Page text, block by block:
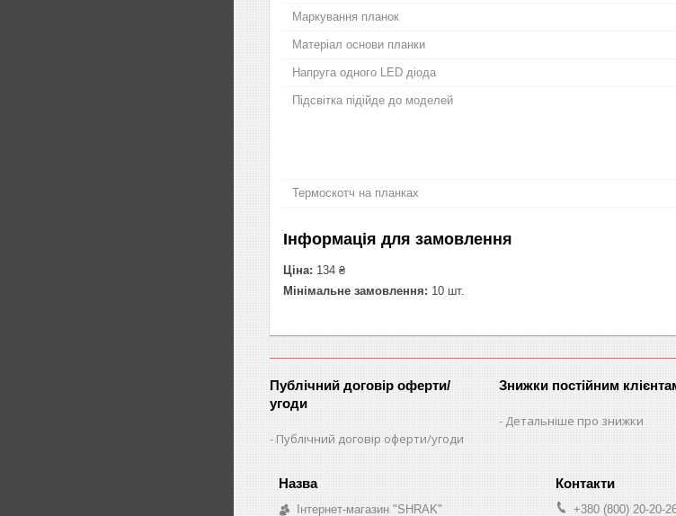
Маркування планок
Матеріал основи планки
Напруга одного LED діода
Підсвітка підійде до моделей
Термоскотч на планках
Інформація для замовлення
Ціна: 134 ₴
Мінімальне замовлення: 10 шт.
Публічний договір оферти/
угоди
Публічний договір оферти/угоди
Знижки постійним
Детальніше про знижки
Інтернет-магазин "SHRAK" +380 (800) 20-20-